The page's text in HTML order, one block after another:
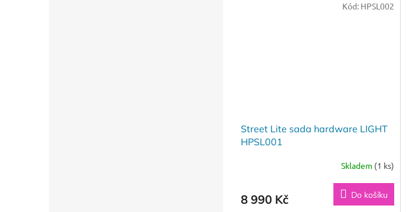
Street Lite sada hardware LIGHT
HPSL001
Skladem (1 ks)
8 990 Kč Do košíku
Kód: HPSL002